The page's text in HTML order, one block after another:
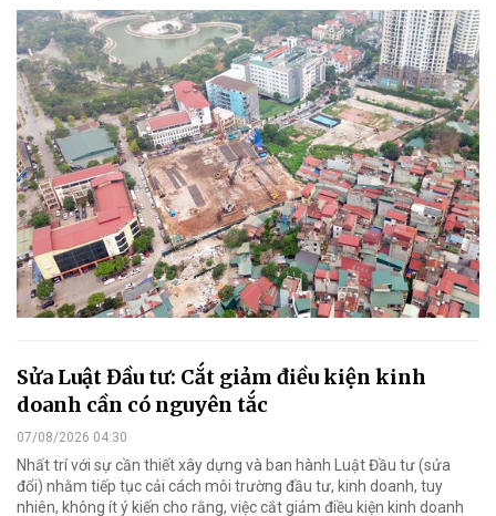
Sửa Luật Đầu tư: Cắt giảm điều kiện kinh
doanh cần có nguyên tắc
07/08/2026 04:30
Nhất trí với sự cần thiết xây dựng và ban hành Luật Đầu tư (sửa
đổi) nhằm tiếp tục cải cách môi trường đầu tư, kinh doanh, tuy
nhiên, không ít ý kiến cho rằng, việc cắt giảm điều kiện kinh doanh